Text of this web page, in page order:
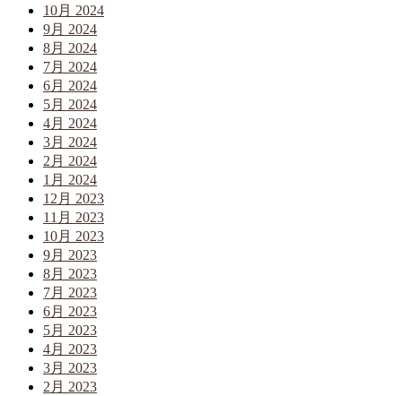
10月 2024
9月 2024
8月 2024
7月 2024
6月 2024
5月 2024
4月 2024
3月 2024
2月 2024
1月 2024
12月 2023
11月 2023
10月 2023
9月 2023
8月 2023
7月 2023
6月 2023
5月 2023
4月 2023
3月 2023
2月 2023